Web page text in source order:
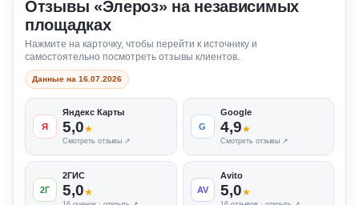
Отзывы «Элероз» на независимых
площадках
Нажмите на карточку, чтобы перейти к источнику и
самостоятельно посмотреть отзывы клиентов.
Данные на 16.07.2026
Я
Яндекс Карты
5,0★
Смотреть отзывы ↗
G
Google
4,9★
Смотреть отзывы ↗
2Г
2ГИС
5,0★ AV
Avito
5,0★